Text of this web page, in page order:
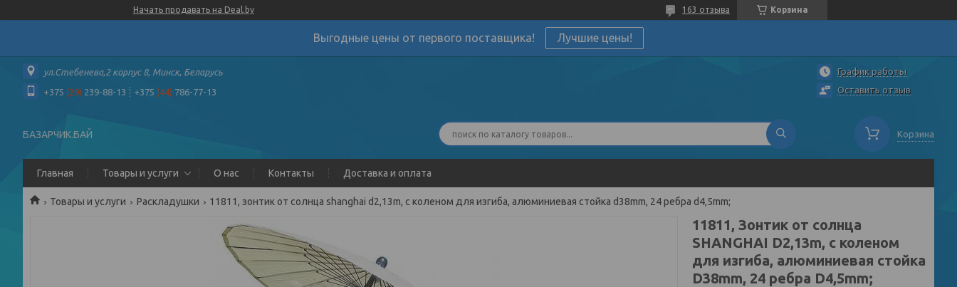
Начать продавать на Deal.by Корзина
163 отзыва
Выгодные цены от первого поставщика! Лучшие цены!
ул.Стебенева,2 корпус 8, Минск, Беларусь
+375 (29) 239-88-13 +375 (44) 786-77-13
График работы
Оставить отзыв
БАЗАРЧИК.БАЙ Корзина
Главная Товары и услуги О нас Контакты Доставка и оплата
Товары и услуги Раскладушки 11811, зонтик от солнца shanghai d2,13m, с коленом для изгиба, алюминиевая стойка d38mm, 24 ребра d4,5mm;
11811, Зонтик от солнца
SHANGHAI D2,13m, с коленом
для изгиба, алюминиевая стойка
D38mm, 24 ребра D4,5mm;